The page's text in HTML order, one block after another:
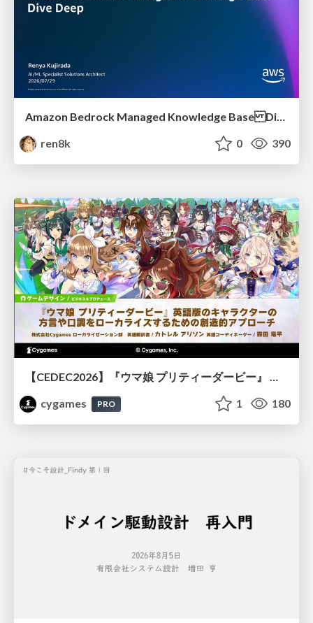
ren8k
0 390
【CEDEC2026】『ウマ娘 プリティーダービー』 英語版のキャラクターの方言や口調をローカライズするための創造的アプローチ
cygames
PRO 1 180